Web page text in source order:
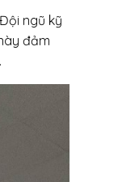
ngũ kỹ
đảm